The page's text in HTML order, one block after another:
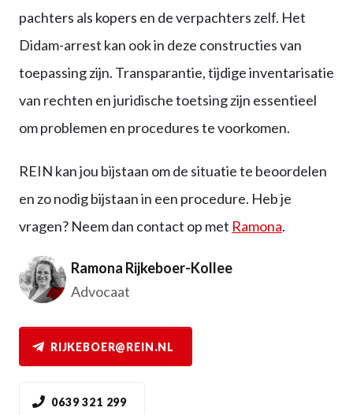
pachters als kopers en de verpachters zelf. Het
Didam-arrest kan ook in deze constructies van
toepassing zijn. Transparantie, tijdige inventarisatie
van rechten en juridische toetsing zijn essentieel
om problemen en procedures te voorkomen.
REIN kan jou bijstaan om de situatie te beoordelen
en zo nodig bijstaan in een procedure. Heb je
vragen? Neem dan contact op met Ramona.
Ramona Rijkeboer-Kollee
Advocaat
RIJKEBOER@REIN.NL
0639 321 299